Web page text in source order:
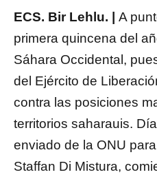
ECS. Bir Lehlu. | A
primera quincena del
Sáhara Occidental,
del Ejército de
contra las posiciones
territorios saharauis.
enviado de la ONU
Staffan Di Mistura,